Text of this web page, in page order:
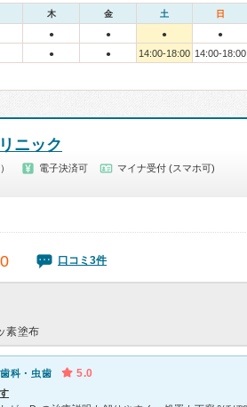
木 金 土 日
● ● ● ●
● ● 14:00-18:00 14:00-18:00
ニック
） 電子決済可
マイナ受付 (スマホ可)
口コミ3件
素塗布
歯科・虫歯 5.0